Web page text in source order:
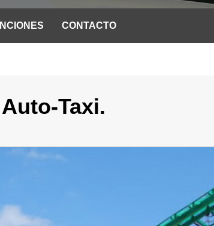
CONTACTO
Taxi.